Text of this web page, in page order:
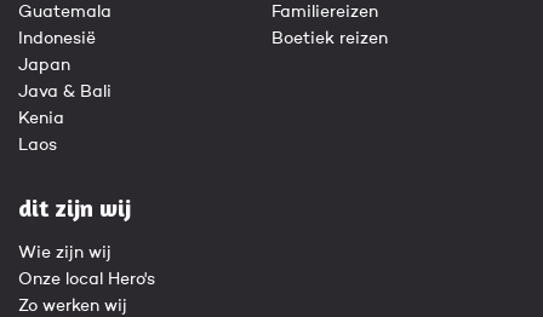
Guatemala
Indonesië
Japan
Java & Bali
Kenia
Laos
Familiereizen
Boetiek reizen
dit zijn wij
Wie zijn wij
Onze local Hero's
Zo werken wij